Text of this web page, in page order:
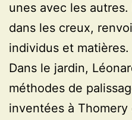
unes avec les
dans les creux,
individus et matières.
Dans le jardin,
méthodes de
inventées à